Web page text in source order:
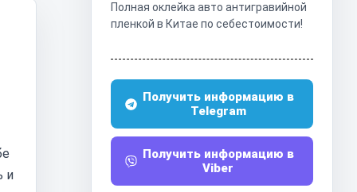
и
Полная оклейка авто антигравийной
пленкой в Китае по себестоимости!
Получить информацию в
Telegram
Получить информацию в
Viber